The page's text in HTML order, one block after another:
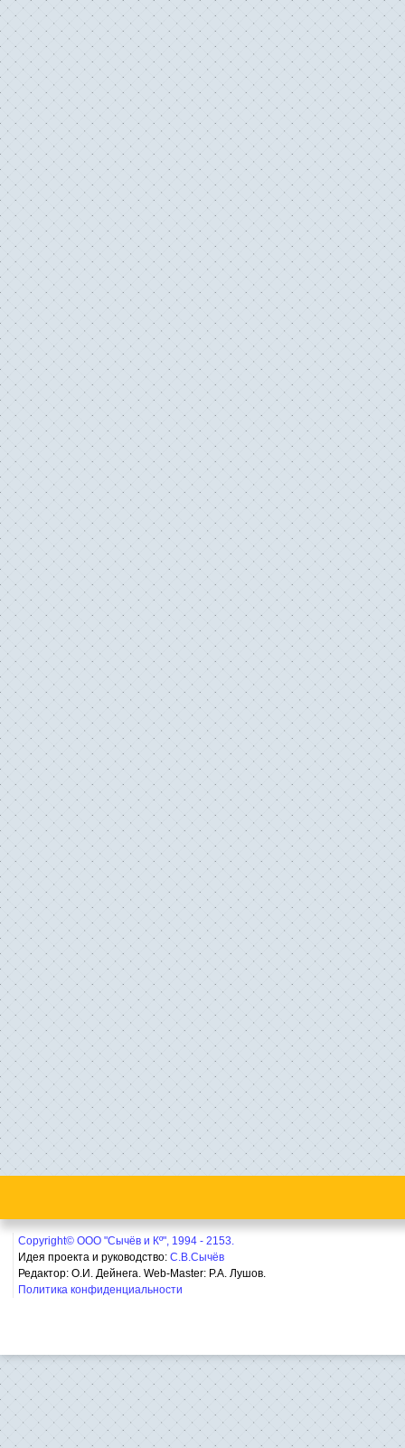
Copyright© ООО "Сычёв и Кº", 1994 - 2153.
Идея проекта и руководство: С.В.Сычёв
Редактор: О.И. Дейнега. Web-Master: Р.А. Лушов.
Политика конфиденциальности